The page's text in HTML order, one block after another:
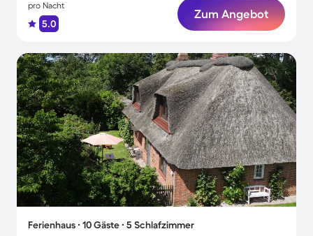
pro Nacht
5.0
Zum Angebot
Ferienhaus ∙ 10 Gäste ∙ 5 Schlafzimmer